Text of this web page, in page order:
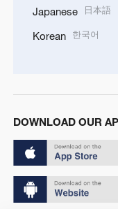
Japanese 日本語
Korean 한국어
DOWNLOAD OUR